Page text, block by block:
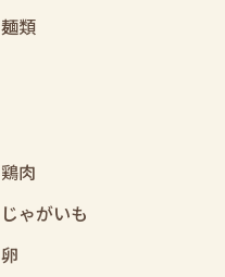
麺類
鶏肉
じゃがいも
卵